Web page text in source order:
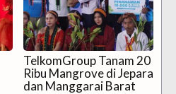
TelkomGroup Tanam 20
Ribu Mangrove di Jepara
dan Manggarai Barat